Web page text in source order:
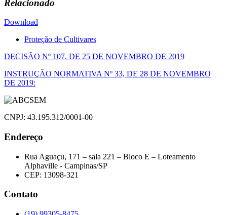
Relacionado
Download
Proteção de Cultivares
Navegação
de
Post
DECISÃO Nº 107, DE 25 DE NOVEMBRO DE 2019
INSTRUÇÃO NORMATIVA Nº 33, DE 28 DE NOVEMBRO
DE 2019:
CNPJ: 43.195.312/0001-00
Endereço
Rua Aguaçu, 171 – sala 221 – Bloco E – Loteamento
Alphaville - Campinas/SP
CEP: 13098-321
Contato